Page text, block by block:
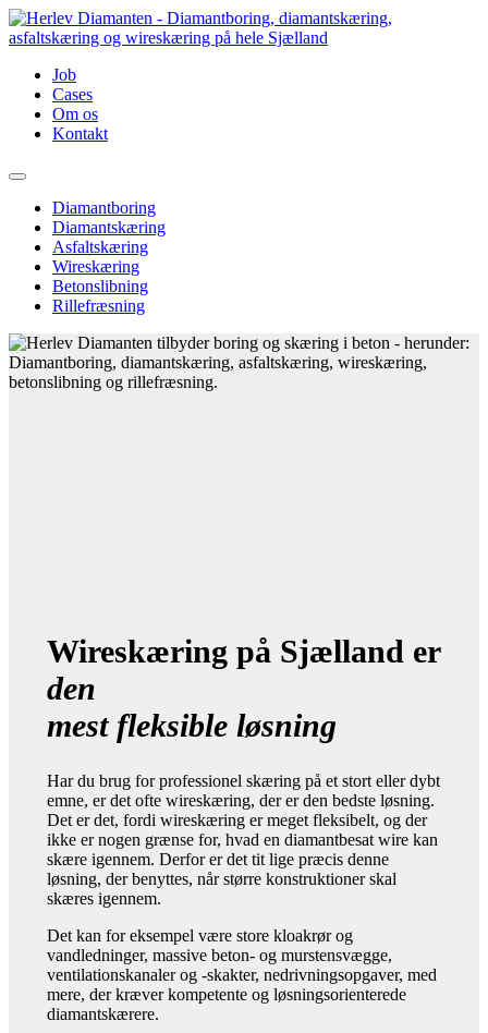
Skip
to
Job
Cases
Om os
Kontakt
Diamantboring
Diamantskæring
Asfaltskæring
Wireskæring
Betonslibning
Rillefræsning
Wireskæring på Sjælland er
den
mest fleksible løsning
Har du brug for professionel skæring på et stort eller dybt
emne, er det ofte wireskæring, der er den bedste løsning.
Det er det, fordi wireskæring er meget fleksibelt, og der
ikke er nogen grænse for, hvad en diamantbesat wire kan
skære igennem. Derfor er det tit lige præcis denne
løsning, der benyttes, når større konstruktioner skal
skæres igennem.
Det kan for eksempel være store kloakrør og
vandledninger, massive beton- og murstensvægge,
ventilationskanaler og -skakter, nedrivningsopgaver, med
mere, der kræver kompetente og løsningsorienterede
diamantskærere.